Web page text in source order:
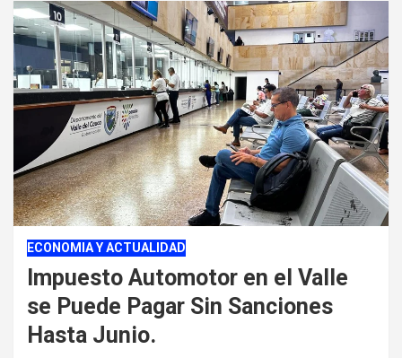
content
ECONOMIA Y ACTUALIDAD
Impuesto Automotor en el Valle
se Puede Pagar Sin Sanciones
Hasta Junio.